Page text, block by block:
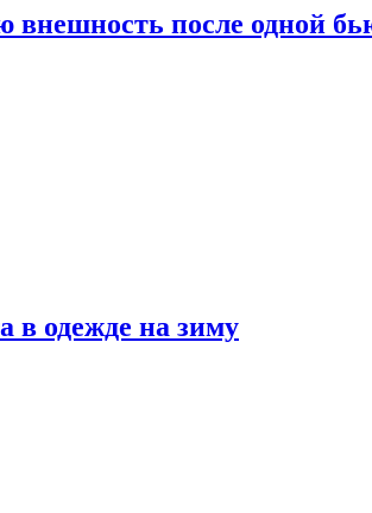
после одной
в одежде на зиму